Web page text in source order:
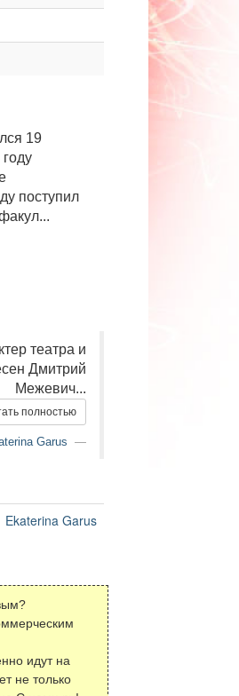
19
поступил
театра и
Дмитрий
Межевич...
полностью
Garus
Ekaterina Garus
идут на
не только